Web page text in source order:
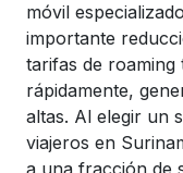
móvil
importante
tarifas de roaming
rápidamente,
altas. Al elegir un
viajeros en
a una fracción de